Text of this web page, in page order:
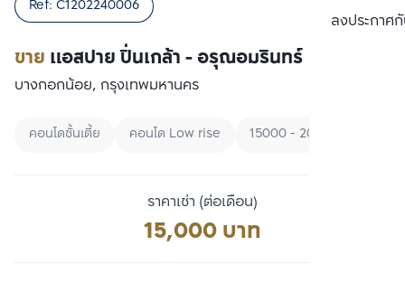
ลงประกาศกั
ขาย แอสปาย ปิ่นเกล้า - อรุณอมรินทร์
Ref: C1202240006
บางกอกน้อย, กรุงเทพมหานคร
คอนโดชั้นเตี้ย คอนโด Low rise 15000 - 20000
ราคาเช่า (ต่อเดือน)
15,000 บาท
เปรียบเทียบ